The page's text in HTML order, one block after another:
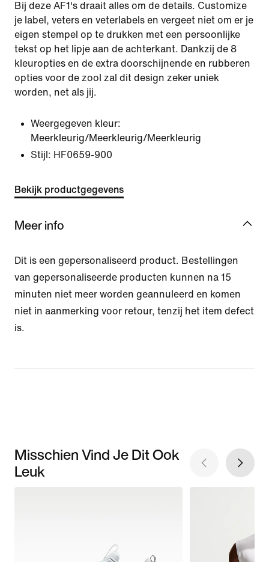
Bij deze AF1's draait alles om de details. Customize
je label, veters en veterlabels en vergeet niet om er je
eigen stempel op te drukken met een persoonlijke
tekst op het lipje aan de achterkant. Dankzij de 8
kleuropties en de extra doorschijnende en rubberen
opties voor de zool zal dit design zeker uniek
worden, net als jij.
Weergegeven kleur:
Meerkleurig/Meerkleurig/Meerkleurig
Stijl: HF0659-900
Bekijk productgegevens
Meer info
Dit is een gepersonaliseerd product. Bestellingen
van gepersonaliseerde producten kunnen na 15
minuten niet meer worden geannuleerd en komen
niet in aanmerking voor retour, tenzij het item defect
is.
Misschien Vind Je Dit Ook
Leuk